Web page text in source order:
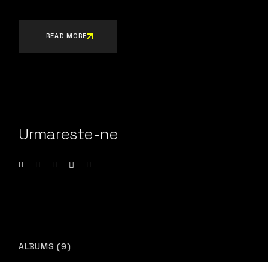
READ MORE
Urmareste-ne
ALBUMS 99
PRODUCTS